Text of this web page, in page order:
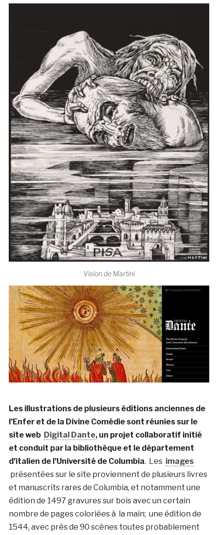
Vision de Martini
Les illustrations de plusieurs éditions anciennes de
l’Enfer et de la Divine Comédie sont réunies sur le
site web Digital Dante, un projet collaboratif initié
et conduit par la bibliothèque et le département
d’italien de l’Université de Columbia. Les images
présentées sur le site proviennent de plusieurs livres
et manuscrits rares de Columbia, et notamment une
édition de 1497 gravures sur bois avec un certain
nombre de pages coloriées à la main; une édition de
1544, avec près de 90 scènes toutes probablement